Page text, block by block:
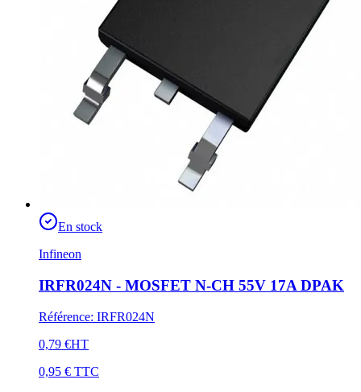
En stock
Infineon
IRFR024N - MOSFET N-CH 55V 17A DPAK
Référence: IRFR024N
0,79 €HT
0,95 € TTC